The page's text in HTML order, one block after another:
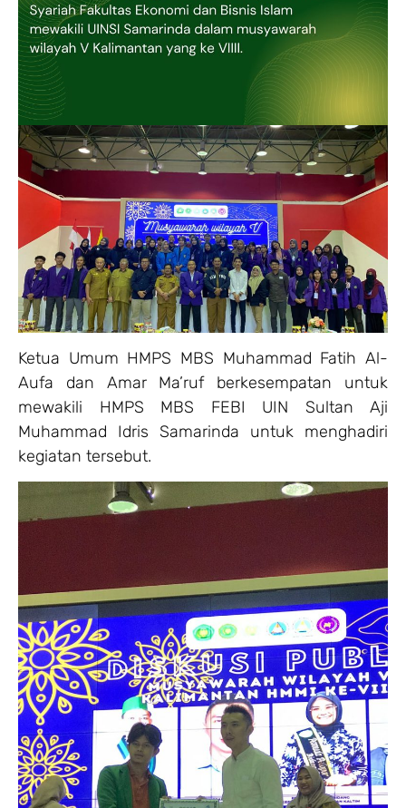
Ketua Umum HMPS MBS Muhammad Fatih Al-
Aufa dan Amar Ma’ruf berkesempatan untuk
mewakili HMPS MBS FEBI UIN Sultan Aji
Muhammad Idris Samarinda untuk menghadiri
kegiatan tersebut.